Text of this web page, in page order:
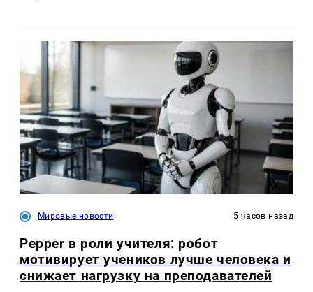
Мировые новости 5 часов назад
Pepper в роли учителя: робот
мотивирует учеников лучше человека и
снижает нагрузку на преподавателей